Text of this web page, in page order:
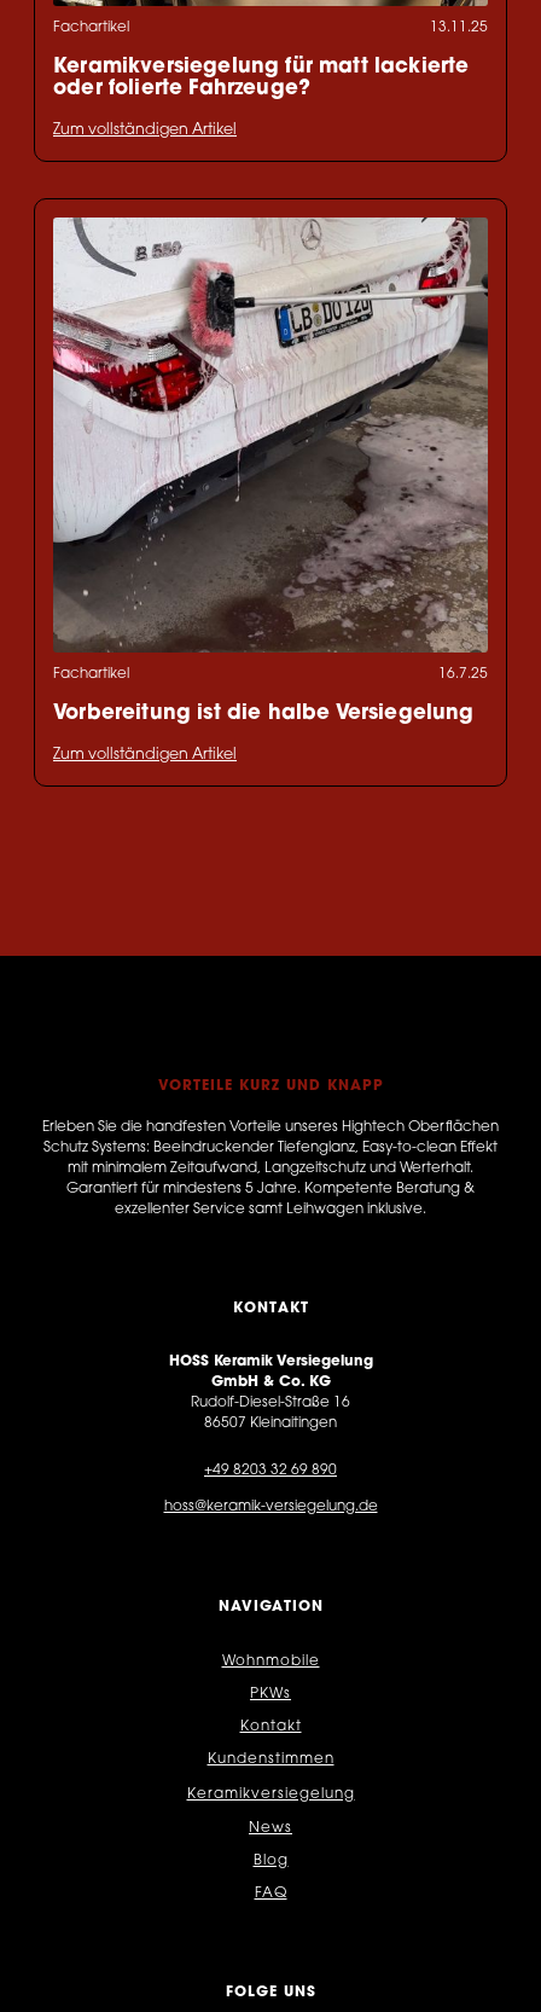
Fachartikel 13.11.25
Keramikversiegelung für matt lackierte
oder folierte Fahrzeuge?
Zum vollständigen Artikel
Fachartikel 16.7.25
Vorbereitung ist die halbe Versiegelung
Zum vollständigen Artikel
VORTEILE KURZ UND KNAPP
Erleben Sie die handfesten Vorteile unseres Hightech Oberflächen
Schutz Systems: Beeindruckender Tiefenglanz, Easy-to-clean Effekt
mit minimalem Zeitaufwand, Langzeitschutz und Werterhalt.
Garantiert für mindestens 5 Jahre. Kompetente Beratung &
exzellenter Service samt Leihwagen inklusive.
KONTAKT
HOSS Keramik Versiegelung
GmbH & Co. KG
Rudolf-Diesel-Straße 16
86507 Kleinaitingen
+49 8203 32 69 890
hoss@keramik-versiegelung.de
NAVIGATION
Wohnmobile
PKWs
Kontakt
Kundenstimmen
Keramikversiegelung
News
Blog
FAQ
FOLGE UNS